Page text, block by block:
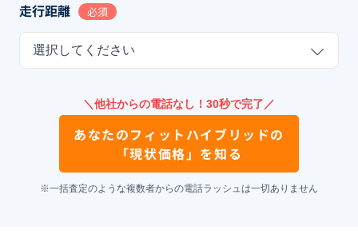
走行距離 必須
選択してください
＼他社からの電話なし！30秒で完了／
あなたのフィットハイブリッドの
「現状価格」を知る
※一括査定のような複数者からの電話ラッシュは一切ありません